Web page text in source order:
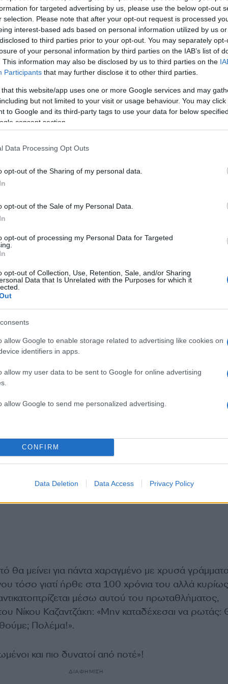
for targeted advertising by us, please use the below opt-out
selection. Please note that after your opt-out request is processed
interest-based ads based on personal information utilized by us
to third parties prior to your opt-out. You may separately
of your personal information by third parties on the IAB’s list of
This information may also be disclosed by us to third parties on the
Participants that may further disclose it to other third parties.
that this website/app uses one or more Google services and may
but not limited to your visit or usage behaviour. You may
to Google and its third-party tags to use your data for below
consent section.
Data Processing Opt Outs
opt-out of the Sharing of my personal data.
opt-out of the Sale of my Personal Data.
opt-out of processing my Personal Data for Targeted
opt-out of Collection, Use, Retention, Sale, and/or Sharing
Data that Is Unrelated with the Purposes for which it
allow Google to enable storage related to advertising like cookies on
identifiers in apps.
allow my user data to be sent to Google for online advertising
allow Google to send me personalized advertising.
CONFIRM
Data Deletion Data Access Privacy Policy
του Οργανισμού, Παναγιώτη και Γιώργο
προπονητή της ιστορίας μας Γιώργο
παίκτες μας – πραγματικούς μαχητές
ατυχία, εμπόδιο αλλά και κριτική, το απόλυτα
αγωνιστικό staff, τα μοναδικά στελέχη,
«εργάτες» της ΚΑΕ και κάθε έναν
μας στους αγώνες, στο γήπεδο και παντού
φιλάθλους του κόσμου, τους φιλάθλους του
Φιλάθλων Πειραιώς, την απόλυτη πηγή
και τα 100 χρόνια….
ΔΙΑΦΗΜΙΣΗ
θα μείνει για πάντα χαραγμένο με χρυσά
τόσο γιατί ήρθε στα 100 χρόνια του αλλά κυρίως
μέσω αυτού του πρωταθλήματος,
Νίκου Καζαντζάκη: «Μην καταδέχεσαι να ρωτάς:
Πολέμα!».
και πιο δυνατοί από ποτέ»!
ΔΙΑΦΗΜΙΣΗ